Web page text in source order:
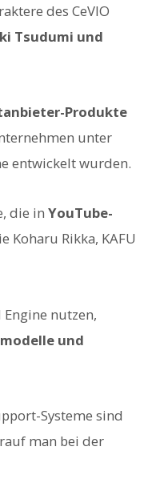
des CeVIO
Tsudumi und
Produkte
unter
entwickelt wurden.
die in YouTube-
Koharu Rikka, KAFU
nutzen,
und
Systeme sind
man bei der